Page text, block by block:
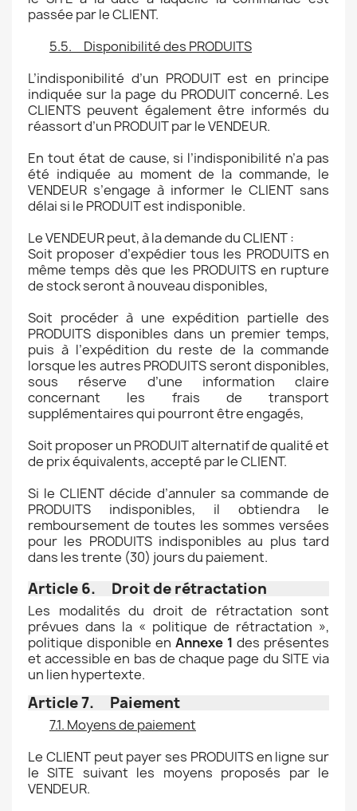
passée par le CLIENT.
5.5. Disponibilité des PRODUITS
L’indisponibilité d’un PRODUIT est en principe
indiquée sur la page du PRODUIT concerné. Les
CLIENTS peuvent également être informés du
réassort d’un PRODUIT par le VENDEUR.
En tout état de cause, si l’indisponibilité n’a pas
été indiquée au moment de la commande, le
VENDEUR s’engage à informer le CLIENT sans
délai si le PRODUIT est indisponible.
Le VENDEUR peut, à la demande du CLIENT :
Soit proposer d’expédier tous les PRODUITS en
même temps dès que les PRODUITS en rupture
de stock seront à nouveau disponibles,
Soit procéder à une expédition partielle des
PRODUITS disponibles dans un premier temps,
puis à l’expédition du reste de la commande
lorsque les autres PRODUITS seront disponibles,
sous réserve d’une information claire
concernant les frais de transport
supplémentaires qui pourront être engagés,
Soit proposer un PRODUIT alternatif de qualité et
de prix équivalents, accepté par le CLIENT.
Si le CLIENT décide d’annuler sa commande de
PRODUITS indisponibles, il obtiendra le
remboursement de toutes les sommes versées
pour les PRODUITS indisponibles au plus tard
dans les trente (30) jours du paiement.
Article 6. Droit de rétractation
Les modalités du droit de rétractation sont
prévues dans la « politique de rétractation »,
politique disponible en Annexe 1 des présentes
et accessible en bas de chaque page du SITE via
un lien hypertexte.
Article 7. Paiement
7.1. Moyens de paiement
Le CLIENT peut payer ses PRODUITS en ligne sur
le SITE suivant les moyens proposés par le
VENDEUR.